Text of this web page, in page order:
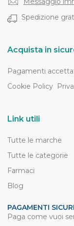
Spedizione
Acquista in
Pagamenti
Cookie Policy
Link utili
Tutte le marche
Tutte le categorie
Farmaci
Blog
PAGAMENTI SICURI
Paga come vuoi